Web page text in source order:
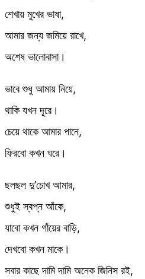
শেখায় মুখের ভাষা,
আমার জন্য জমিয়ে রাখে,
অশেষ ভালোবাসা।
ভাবে শুধু আমায় নিয়ে,
থাকি যখন দূরে।
চেয়ে থাকে আমার পানে,
ফিরবো কখন ঘরে।
ছলছল দু’চোখ আমার,
শুধুই স্বপ্ন আঁকে,
যাবো কখন গাঁয়ের বাড়ি,
দেখবো কখন মাকে।
সবার কাছে দামি দামি অনেক জিনিস রই,